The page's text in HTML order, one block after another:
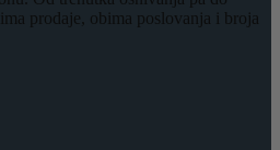
prodaje, obima poslovanja i broja